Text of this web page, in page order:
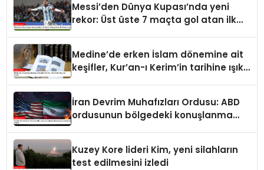
Messi’den Dünya Kupası’nda yeni
rekor: Üst üste 7 maçta gol atan ilk
Medine’de erken İslam dönemine ait
keşifler, Kur’an-ı Kerim’in tarihine ışık
İran Devrim Muhafızları Ordusu: ABD
ordusunun bölgedeki konuşlanma
Kuzey Kore lideri Kim, yeni silahların
test edilmesini izledi